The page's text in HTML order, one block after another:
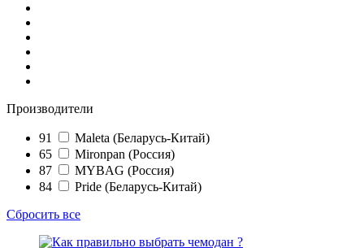
Производители
91
Maleta (Беларусь-Китай)
65
Mironpan (Россия)
87
MYBAG (Россия)
84
Pride (Беларусь-Китай)
Сбросить все